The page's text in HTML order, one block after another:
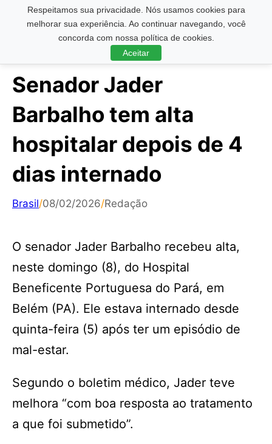
Respeitamos sua privacidade. Nós usamos cookies para
melhorar sua experiência. Ao continuar navegando, você
concorda com nossa política de cookies.
Aceitar
Pesquisar ...
Senador Jader
Barbalho tem alta
hospitalar depois de 4
dias internado
Brasil/08/02/2026/Redação
O senador Jader Barbalho recebeu alta,
neste domingo (8), do Hospital
Beneficente Portuguesa do Pará, em
Belém (PA). Ele estava internado desde
quinta-feira (5) após ter um episódio de
mal-estar.
Segundo o boletim médico, Jader teve
melhora “com boa resposta ao tratamento
a que foi submetido”.